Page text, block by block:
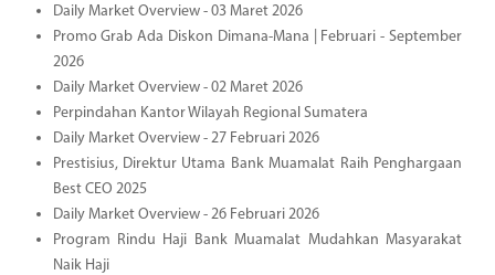
Daily Market Overview - 03 Maret 2026
Promo Grab Ada Diskon Dimana-Mana | Februari - September
2026
Daily Market Overview - 02 Maret 2026
Perpindahan Kantor Wilayah Regional Sumatera
Daily Market Overview - 27 Februari 2026
Prestisius, Direktur Utama Bank Muamalat Raih Penghargaan
Best CEO 2025
Daily Market Overview - 26 Februari 2026
Program Rindu Haji Bank Muamalat Mudahkan Masyarakat
Naik Haji